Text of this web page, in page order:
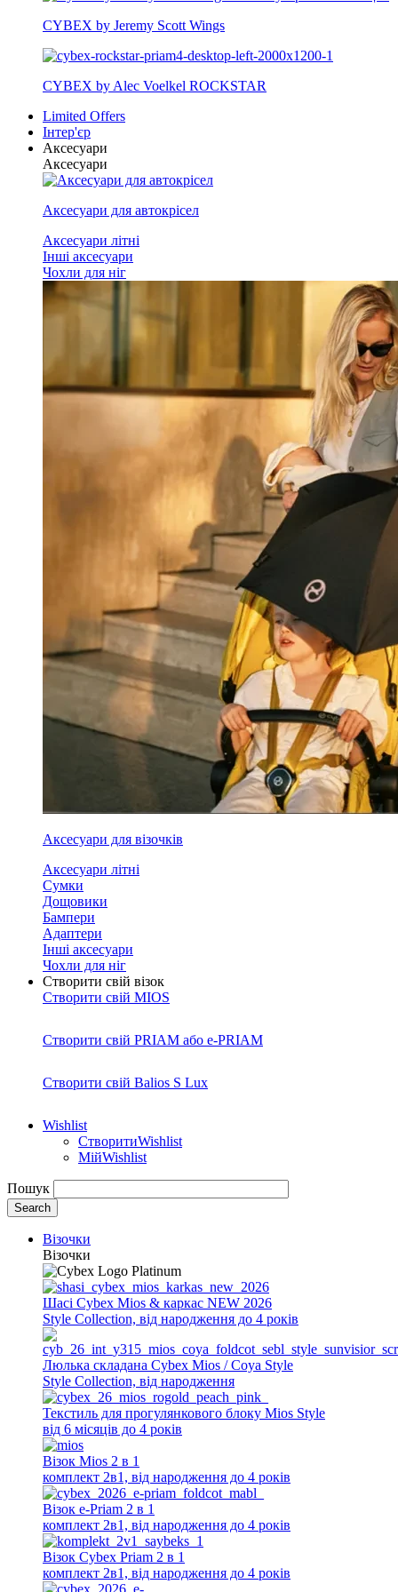
CYBEX by Jeremy Scott Wings
CYBEX by Alec Voelkel ROCKSTAR
Limited Offers
Інтер'єр
Аксесуари
Аксесуари
Аксесуари для автокрісел
Аксесуари літні
Інші аксесуари
Чохли для ніг
Аксесуари для візочків
Аксесуари літні
Сумки
Дощовики
Бампери
Адаптери
Інші аксесуари
Чохли для ніг
Створити свій візок
Створити свій MIOS
Створити свій PRIAM або e-PRIAM
Створити свій Balios S Lux
Wishlist
СтворитиWishlist
МійWishlist
Пошук
navigation
Візочки
Візочки
Шасі Cybex Mios & каркас NEW 2026
Style Collection, від народження до 4 років
Люлька складана Cybex Mios / Coya Style
Style Collection, від народження
Текстиль для прогулянкового блоку Mios Style
від 6 місяців до 4 років
Візок Mios 2 в 1
комплект 2в1, від народження до 4 років
Візок e-Priam 2 в 1
комплект 2в1, від народження до 4 років
Візок Cybex Priam 2 в 1
комплект 2в1, від народження до 4 років